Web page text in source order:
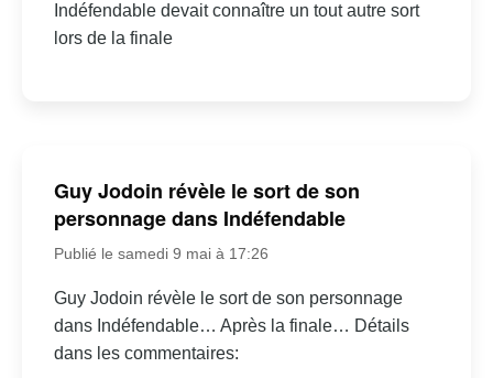
Indéfendable devait connaître un tout autre sort
lors de la finale
Guy Jodoin révèle le sort de son
personnage dans Indéfendable
Publié le samedi 9 mai à 17:26
Guy Jodoin révèle le sort de son personnage
dans Indéfendable… Après la finale… Détails
dans les commentaires: